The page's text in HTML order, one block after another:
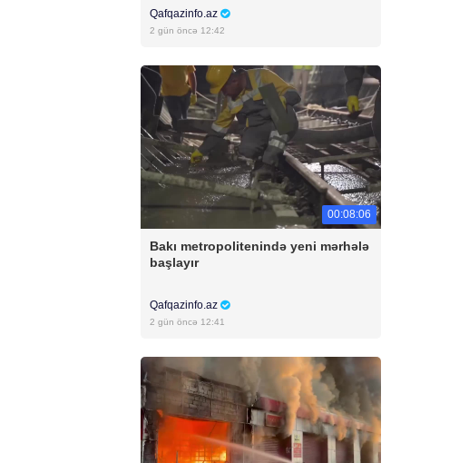
Qafqazinfo.az
2 gün öncə 12:42
00:08:06
Bakı metropolitenində yeni mərhələ
başlayır
Qafqazinfo.az
2 gün öncə 12:41